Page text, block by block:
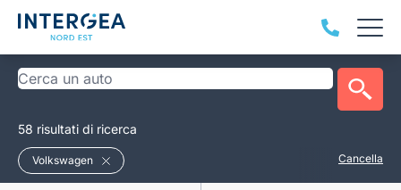
58 risultati di ricerca
Volkswagen Cancella